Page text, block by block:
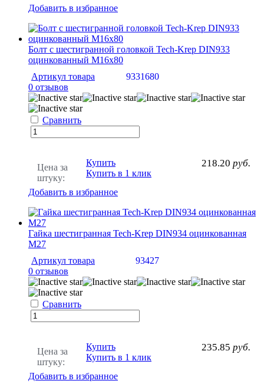
Добавить в избранное
Болт с шестигранной головкой Tech-Krep DIN933
оцинкованный М16х80
Артикул товара
9331680
0 отзывов
Сравнить
Цена за
штуку:
218.20 руб.
Купить
Купить в 1 клик
Добавить в избранное
Гайка шестигранная Tech-Krep DIN934 оцинкованная
M27
Артикул товара
93427
0 отзывов
Сравнить
Цена за
штуку:
235.85 руб.
Купить
Купить в 1 клик
Добавить в избранное